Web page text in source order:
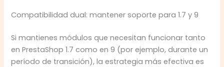
Compatibilidad dual: mantener soporte para 1.7 y 9
Si mantienes módulos que necesitan funcionar tanto
en PrestaShop 1.7 como en 9 (por ejemplo, durante un
período de transición), la estrategia más efectiva es